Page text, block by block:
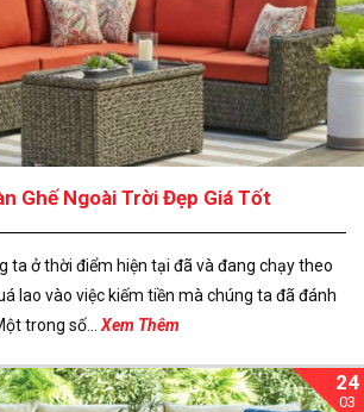
Ghế Ngoài Trời Đẹp Giá Tốt
ta ở thời điểm hiện tại đã và đang chạy theo
lao vào việc kiếm tiền mà chúng ta đã đánh
trong số... Xem Thêm
24
03